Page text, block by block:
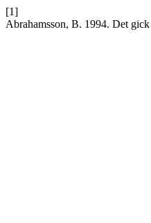
[1]
Abrahamsson, B. 1994. Det